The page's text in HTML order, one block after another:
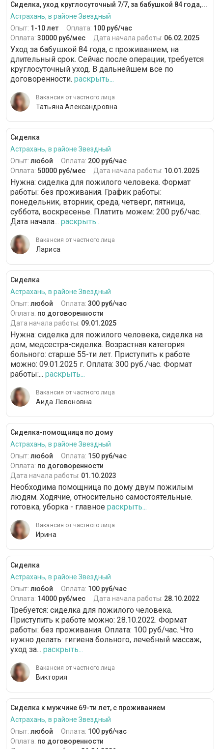
Сиделка, уход круглосуточный 7/7, за бабушкой 84 года,...
Астрахань, в районе Звездный
Опыт: 1-10 лет Оплата: 100 руб/час
Оплата: 30000 руб/мес Дата начала работы: 06.02.2025
Уход за бабушкой 84 года, с проживанием, на
длительный срок. Сейчас после операции, требуется
круглосуточный уход. В дальнейшем все по
договоренности. раскрыть...
Вакансия от частного лица
Татьяна Александровна
Сиделка
Астрахань, в районе Звездный
Опыт: любой Оплата: 200 руб/час
Оплата: 50000 руб/мес Дата начала работы: 10.01.2025
Нужна: сиделка для пожилого человека. Формат
работы: без проживания. График работы:
понедельник, вторник, среда, четверг, пятница,
суббота, воскресенье. Платить можем: 200 руб/час.
Дата начала... раскрыть...
Вакансия от частного лица
Лариса
Сиделка
Астрахань, в районе Звездный
Опыт: любой Оплата: 300 руб/час
Оплата: по договоренности
Дата начала работы: 09.01.2025
Нужна: сиделка для пожилого человека, сиделка на
дом, медсестра-сиделка. Возрастная категория
больного: cтарше 55-ти лет. Приступить к работе
можно: 09.01.2025 г. Оплата: 300 руб./час. Формат
работы:... раскрыть...
Вакансия от частного лица
Аида Левоновна
Сиделка-помощница по дому
Астрахань, в районе Звездный
Опыт: любой Оплата: 150 руб/час
Оплата: по договоренности
Дата начала работы: 01.10.2023
Необходима помощница по дому двум пожилым
людям. Ходячие, относительно самостоятельные.
готовка, уборка - главное раскрыть...
Вакансия от частного лица
Ирина
Сиделка
Астрахань, в районе Звездный
Опыт: любой Оплата: 100 руб/час
Оплата: 14000 руб/мес Дата начала работы: 28.10.2022
Требуется: сиделка для пожилого человека.
Приступить к работе можно: 28.10.2022. Формат
работы: без проживания. Оплата: 100 руб/час. Что
нужно делать: гигиена больного, лечебный массаж,
уход за... раскрыть...
Вакансия от частного лица
Виктория
Сиделка к мужчине 69-ти лет, с проживанием
Астрахань, в районе Звездный
Опыт: любой Оплата: 100 руб/час
Оплата: по договоренности